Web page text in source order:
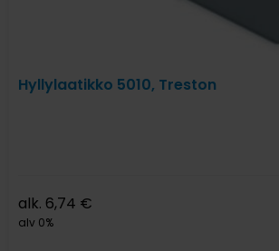
Hyllylaatikko 5010, Treston
alk. 6,74 €
alv 0%